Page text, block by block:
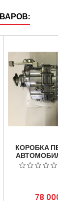
КОРОБКА
NEXT
А275
Цена
78